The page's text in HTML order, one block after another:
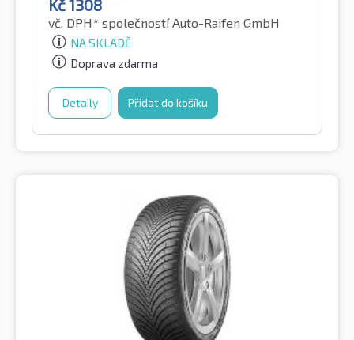
Kč1308
vč. DPH* společností Auto-Raifen GmbH
NA SKLADĚ
Doprava zdarma
Detaily Přidat do košíku